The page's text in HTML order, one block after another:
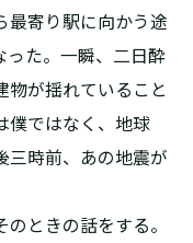
最寄り駅に向かう途
った。一瞬、二日酔
物が揺れていること
僕ではなく、地球
三時前、あの地震が
ときの話をする。